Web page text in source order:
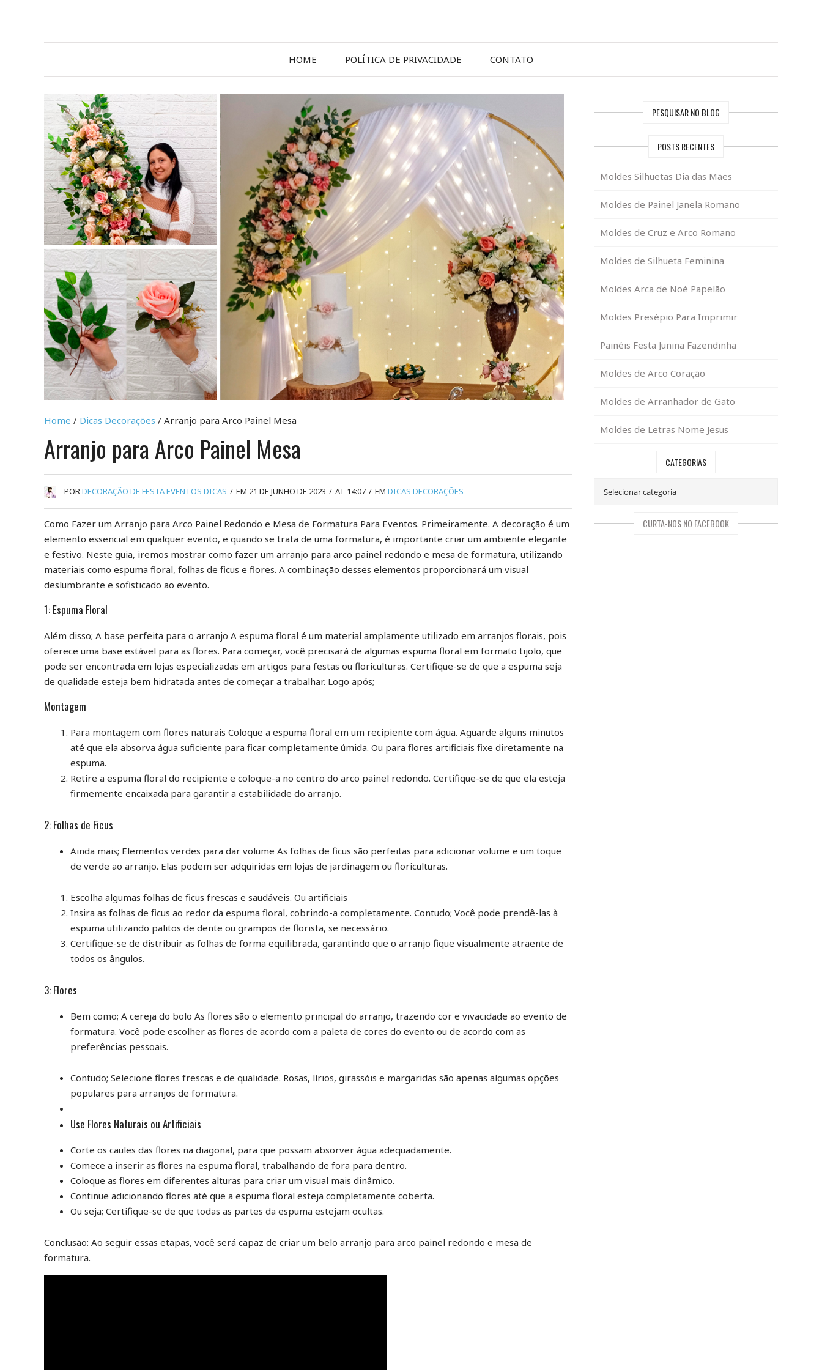
HOME POLÍTICA DE PRIVACIDADE CONTATO
Home / Dicas Decorações / Arranjo para Arco Painel Mesa
Arranjo para Arco Painel Mesa
PORDECORAÇÃO DE FESTA EVENTOS DICAS / EM 21 DE JUNHO DE 2023 / AT 14:07 / EM DICAS DECORAÇÕES
Como Fazer um Arranjo para Arco Painel Redondo e Mesa de Formatura Para Eventos. Primeiramente. A decoração é um
elemento essencial em qualquer evento, e quando se trata de uma formatura, é importante criar um ambiente elegante
e festivo. Neste guia, iremos mostrar como fazer um arranjo para arco painel redondo e mesa de formatura, utilizando
materiais como espuma floral, folhas de ficus e flores. A combinação desses elementos proporcionará um visual
deslumbrante e sofisticado ao evento.
1: Espuma Floral
Além disso; A base perfeita para o arranjo A espuma floral é um material amplamente utilizado em arranjos florais, pois
oferece uma base estável para as flores. Para começar, você precisará de algumas espuma floral em formato tijolo, que
pode ser encontrada em lojas especializadas em artigos para festas ou floriculturas. Certifique-se de que a espuma seja
de qualidade esteja bem hidratada antes de começar a trabalhar. Logo após;
Montagem
Para montagem com flores naturais Coloque a espuma floral em um recipiente com água. Aguarde alguns minutos
até que ela absorva água suficiente para ficar completamente úmida. Ou para flores artificiais fixe diretamente na
espuma.
Retire a espuma floral do recipiente e coloque-a no centro do arco painel redondo. Certifique-se de que ela esteja
firmemente encaixada para garantir a estabilidade do arranjo.
2: Folhas de Ficus
Ainda mais; Elementos verdes para dar volume As folhas de ficus são perfeitas para adicionar volume e um toque
de verde ao arranjo. Elas podem ser adquiridas em lojas de jardinagem ou floriculturas.
Escolha algumas folhas de ficus frescas e saudáveis. Ou artificiais
Insira as folhas de ficus ao redor da espuma floral, cobrindo-a completamente. Contudo; Você pode prendê-las à
espuma utilizando palitos de dente ou grampos de florista, se necessário.
Certifique-se de distribuir as folhas de forma equilibrada, garantindo que o arranjo fique visualmente atraente de
todos os ângulos.
3: Flores
Bem como; A cereja do bolo As flores são o elemento principal do arranjo, trazendo cor e vivacidade ao evento de
formatura. Você pode escolher as flores de acordo com a paleta de cores do evento ou de acordo com as
preferências pessoais.
Contudo; Selecione flores frescas e de qualidade. Rosas, lírios, girassóis e margaridas são apenas algumas opções
populares para arranjos de formatura.
Use Flores Naturais ou Artificiais
Corte os caules das flores na diagonal, para que possam absorver água adequadamente.
Comece a inserir as flores na espuma floral, trabalhando de fora para dentro.
Coloque as flores em diferentes alturas para criar um visual mais dinâmico.
Continue adicionando flores até que a espuma floral esteja completamente coberta.
Ou seja; Certifique-se de que todas as partes da espuma estejam ocultas.
Conclusão: Ao seguir essas etapas, você será capaz de criar um belo arranjo para arco painel redondo e mesa de
formatura.
PESQUISAR NO BLOG
POSTS RECENTES
Moldes Silhuetas Dia das Mães
Moldes de Painel Janela Romano
Moldes de Cruz e Arco Romano
Moldes de Silhueta Feminina
Moldes Arca de Noé Papelão
Moldes Presépio Para Imprimir
Painéis Festa Junina Fazendinha
Moldes de Arco Coração
Moldes de Arranhador de Gato
Moldes de Letras Nome Jesus
CATEGORIAS
CURTA-NOS NO FACEBOOK